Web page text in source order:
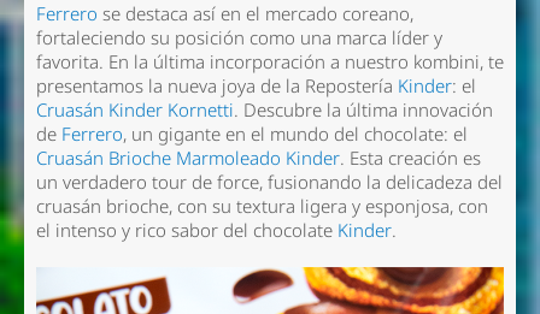
Ferrero se destaca así en el mercado coreano,
fortaleciendo su posición como una marca líder y
favorita. En la última incorporación a nuestro kombini, te
presentamos la nueva joya de la Repostería Kinder: el
Cruasán Kinder Kornetti. Descubre la última innovación
de Ferrero, un gigante en el mundo del chocolate: el
Cruasán Brioche Marmoleado Kinder. Esta creación es
un verdadero tour de force, fusionando la delicadeza del
cruasán brioche, con su textura ligera y esponjosa, con
el intenso y rico sabor del chocolate Kinder.